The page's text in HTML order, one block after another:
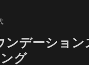
ンデーショ
グ